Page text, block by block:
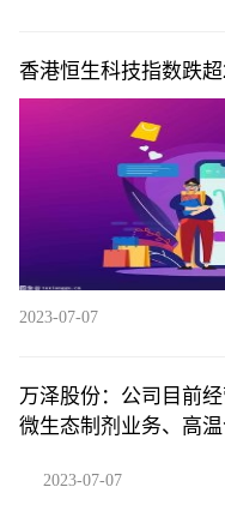
香港恒生科技指数跌
2023-07-07
万泽股份：公司目前
微生态制剂业务、高
2023-07-07